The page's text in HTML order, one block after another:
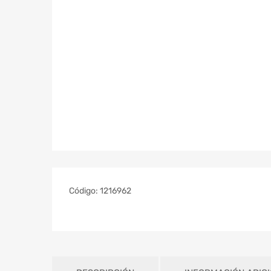
Código: 1216962